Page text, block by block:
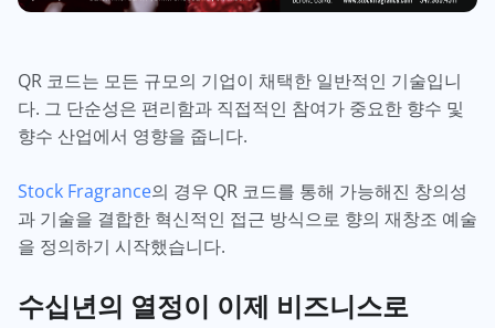
QR 코드는 모든 규모의 기업이 채택한 일반적인 기술입니
다. 그 단순성은 편리함과 직접적인 참여가 중요한 향수 및
향수 산업에서 영향을 줍니다.
Stock Fragrance의 경우 QR 코드를 통해 가능해진 창의성
과 기술을 결합한 혁신적인 접근 방식으로 향의 재창조 예술
을 정의하기 시작했습니다.
수십년의 열정이 이제 비즈니스로